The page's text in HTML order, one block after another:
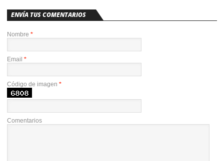
ENVÍA TUS COMENTARIOS
Nombre *
Email *
Código de imagen *
Comentarios